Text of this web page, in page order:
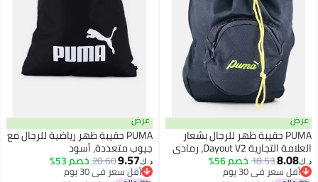
عرض
PUMA حقيبة ظهر للرجال بشعار
العلامة التجارية Dayout V2، رمادي
داكن
د.ك‏8.08
18.53خصم 56%
أقل سعر في 30 يوم
عرض
PUMA حقيبة ظهر رياضية للرجال مع
جيوب متعددة، أسود
د.ك‏9.57
20.60خصم 53%
أقل سعر في 30 يوم